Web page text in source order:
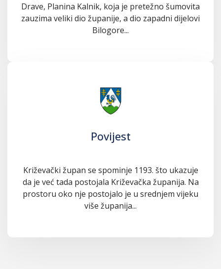
Drave, Planina Kalnik, koja je pretežno šumovita
zauzima veliki dio županije, a dio zapadni dijelovi
Bilogore...
Povijest
Križevački župan se spominje 1193. što ukazuje
da je već tada postojala Križevačka županija. Na
prostoru oko nje postojalo je u srednjem vijeku
više županija...